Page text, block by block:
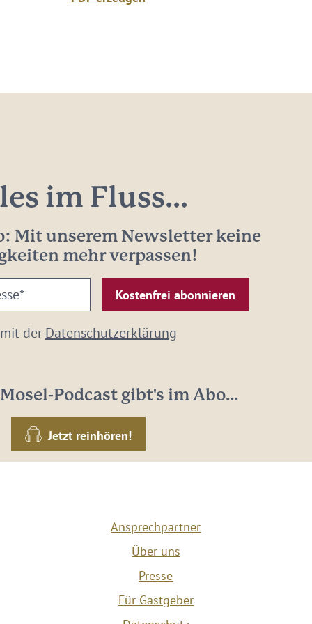
im Fluss...
Mit unserem Newsletter keine
mehr verpassen!
derDatenschutzerklärung
Podcast gibt's im Abo...
Jetzt reinhören!
Ansprechpartner
Über uns
Presse
Für Gastgeber